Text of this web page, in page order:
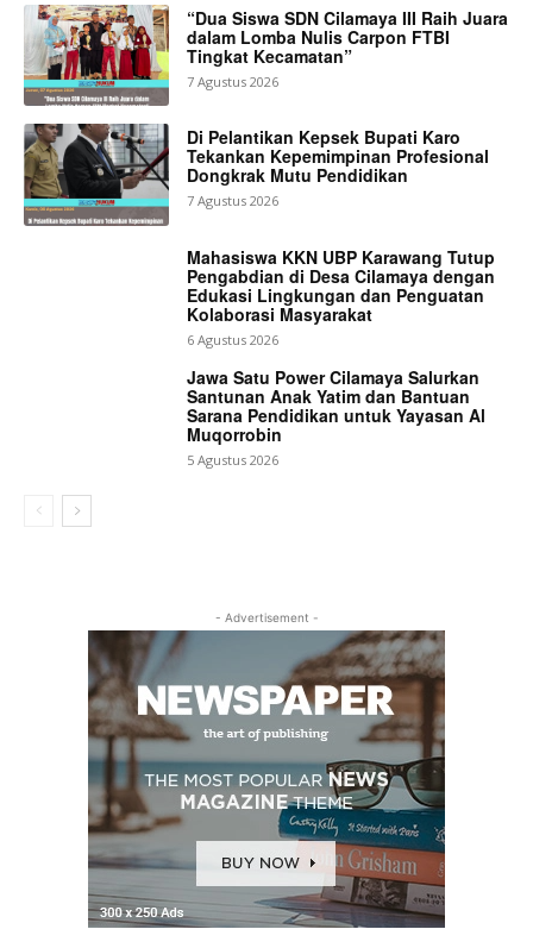
“Dua Siswa SDN Cilamaya III Raih Juara
dalam Lomba Nulis Carpon FTBI
Tingkat Kecamatan”
7 Agustus 2026
Di Pelantikan Kepsek Bupati Karo
Tekankan Kepemimpinan Profesional
Dongkrak Mutu Pendidikan
7 Agustus 2026
Mahasiswa KKN UBP Karawang Tutup
Pengabdian di Desa Cilamaya dengan
Edukasi Lingkungan dan Penguatan
Kolaborasi Masyarakat
6 Agustus 2026
Jawa Satu Power Cilamaya Salurkan
Santunan Anak Yatim dan Bantuan
Sarana Pendidikan untuk Yayasan Al
Muqorrobin
5 Agustus 2026
- Advertisement -